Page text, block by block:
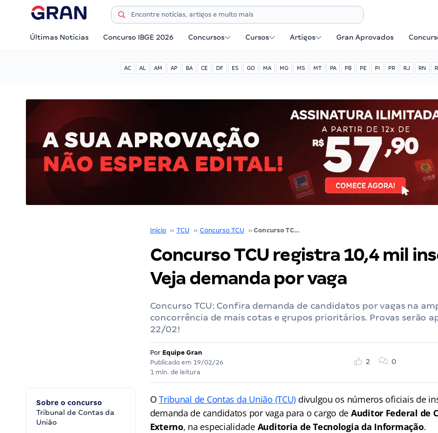
Últimas Notícias Concurso IBGE 2026 Concursos Cursos Artigos Gran Aprovados
AC AL AM AP BA CE DF ES GO MA MG MS MT PA PB PE PI PR RJ RN
Início ›› TCU ›› Concurso TCU ›› Concurso TCU registra 10,4 mil inscritos! Veja demanda por vaga
Concurso TCU registra 10,4 mil
Veja demanda por vaga
Concurso TCU: Confira demanda de candidatos por vagas na
concorrência de mais cotas e grupos prioritários. Provas serão
22/02!
Por Equipe Gran
Publicado em 19/02/26
1 min. de leitura
2 0
Sobre o concurso
Tribunal de Contas da
União
OTribunal de Contas da União (TCU) divulgou os números oficiais de
demanda de candidatos por vaga para o cargo de Auditor Federal de
Externo, na especialidade Auditoria de Tecnologia da Informação.